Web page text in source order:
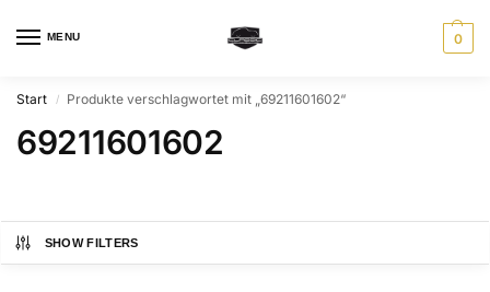
MENU 0
Start / Produkte verschlagwortet mit „69211601602“
69211601602
SHOW FILTERS